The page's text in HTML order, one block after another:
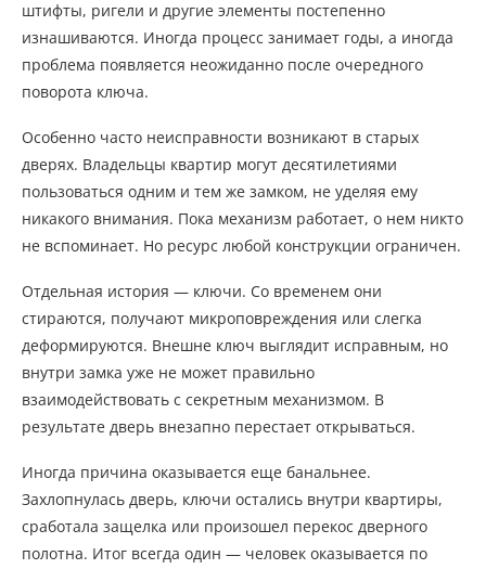
штифты, ригели и другие элементы постепенно
изнашиваются. Иногда процесс занимает годы, а иногда
проблема появляется неожиданно после очередного
поворота ключа.
Особенно часто неисправности возникают в старых
дверях. Владельцы квартир могут десятилетиями
пользоваться одним и тем же замком, не уделяя ему
никакого внимания. Пока механизм работает, о нем никто
не вспоминает. Но ресурс любой конструкции ограничен.
Отдельная история — ключи. Со временем они
стираются, получают микроповреждения или слегка
деформируются. Внешне ключ выглядит исправным, но
внутри замка уже не может правильно
взаимодействовать с секретным механизмом. В
результате дверь внезапно перестает открываться.
Иногда причина оказывается еще банальнее.
Захлопнулась дверь, ключи остались внутри квартиры,
сработала защелка или произошел перекос дверного
полотна. Итог всегда один — человек оказывается по